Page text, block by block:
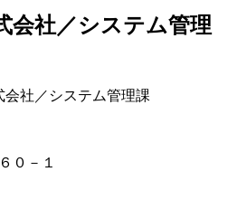
会社／システム管理
０－１